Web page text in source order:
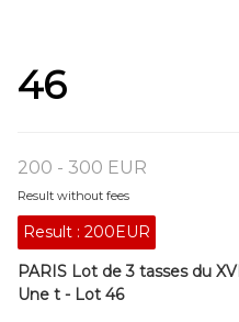
46
200 - 300 EUR
Result without fees
Result : 200EUR
PARIS Lot de 3 tasses du
Une t - Lot 46